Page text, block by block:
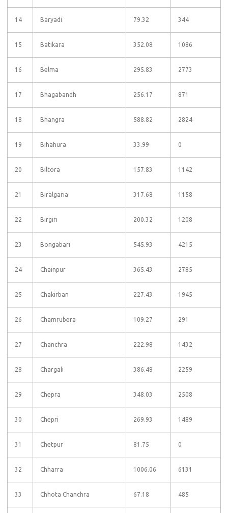
14 Baryadi 79.32 344
15 Batikara 352.08 1086
16 Belma 295.83 2773
17 Bhagabandh 256.17 871
18 Bhangra 588.82 2824
19 Bihahura 33.99 0
20 Biltora 157.83 1142
21 Biralgaria 317.68 1158
22 Birgiri 200.32 1208
23 Bongabari 545.93 4215
24 Chainpur 365.43 2785
25 Chakirban 227.43 1945
26 Chamrubera 109.27 291
27 Chanchra 222.98 1432
28 Chargali 386.48 2259
29 Chepra 348.03 2508
30 Chepri 269.93 1489
31 Chetpur 81.75 0
32 Chharra 1006.06 6131
33 Chhota Chanchra 67.18 485